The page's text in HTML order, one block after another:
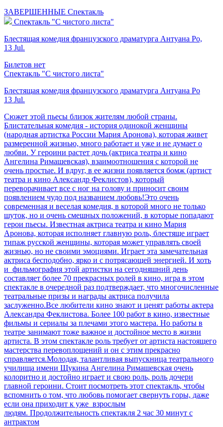
ЗАВЕРШЕННЫЕ Спектакль
Спектакль "С чистого листа"
Блестящая комедия французского драматурга Антуана Ро,
13 Jul.
Билетов нет
Спектакль "С чистого листа"
Блестящая комедия французского драматурга Антуана Ро
13 Jul.
Сюжет этой пьесы близок жителям любой страны.
Блистательная комедия - история одинокой женщины
(народная артистка России Мария Аронова), которая живет
размеренной жизнью, много работает и уже и не думает о
любви. У героини растет дочь (актриса театра и кино
Ангелина Римашевская), взаимоотношения с которой не
очень простые. И вдруг, в ее жизни появляется бомж (артист
театра и кино Александр Феклистов), который
переворачивает все с ног на голову и приносит своим
появлением чудо под названием любовь!Это очень
современная и веселая комедия, в которой много не только
шуток, но и очень смешных положений, в которые попадают
герои пьесы. Известная актриса театра и кино Мария
Аронова, которая исполняет главную роль, блестяще играет
типаж русской женщины, которая может управлять своей
жизнью, но не своими эмоциями. Играет эта замечательная
актриса бесподобно, ярко и с потрясающей энергией. И хоть
и фильмография этой артистки на сегодняшний день
составляет более 70 прекрасных ролей в кино, игра в этом
спектакле в очередной раз подтверждает, что многочисленные
театральные призы и награды актриса получила
заслуженно.Все любители кино знают и ценят работы актера
Александра Феклистова. Более 100 работ в кино, известные
фильмы и сериалы за плечами этого мастера. Но работы в
театре занимают тоже важное и достойное место в жизни
артиста. В этом спектакле роль требует от артиста настоящего
мастерства перевоплощений и он с этим прекрасно
справляется.Молодая, талантливая выпускница театрального
училища имени Щукина Ангелина Римашевская очень
колоритно и достойно играет и свою роль, роль дочери
главной героини. Стоит посмотреть этот спектакль, чтобы
вспомнить о том, что любовь помогает свернуть горы, даже
если она приходит к уже взрослым
людям. Продолжительность спектакля 2 час 30 минут с
антрактом